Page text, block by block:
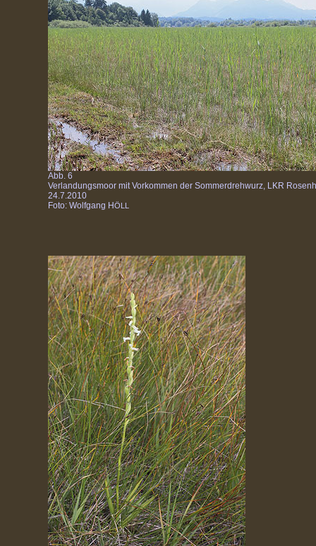
Abb. 6
Verlandungsmoor mit Vorkommen der Sommerdrehwurz, LKR
24.7.2010
Foto: Wolfgang HÖLL